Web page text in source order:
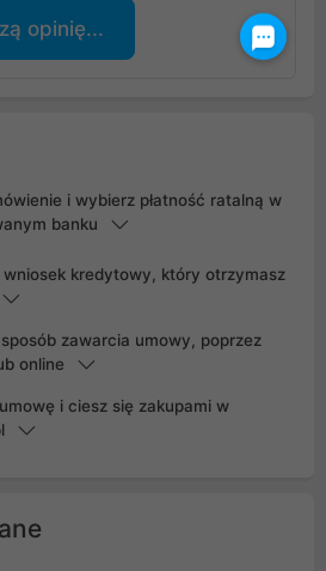
opinię...
i wybierz płatność ratalną w
banku
wniosek kredytowy, który otrzymasz
zawarcia umowy, poprzez
online
i ciesz się zakupami w